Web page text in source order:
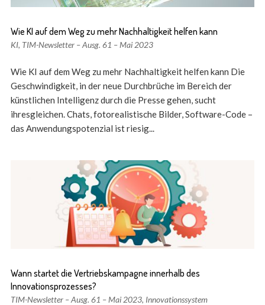
Wie KI auf dem Weg zu mehr Nachhaltigkeit helfen kann
KI, TIM-Newsletter – Ausg. 61 – Mai 2023
Wie KI auf dem Weg zu mehr Nachhaltigkeit helfen kann Die
Geschwindigkeit, in der neue Durchbrüche im Bereich der
künstlichen Intelligenz durch die Presse gehen, sucht
ihresgleichen. Chats, fotorealistische Bilder, Software-Code –
das Anwendungspotenzial ist riesig...
Wann startet die Vertriebskampagne innerhalb des
Innovationsprozesses?
TIM-Newsletter – Ausg. 61 – Mai 2023, Innovationssystem